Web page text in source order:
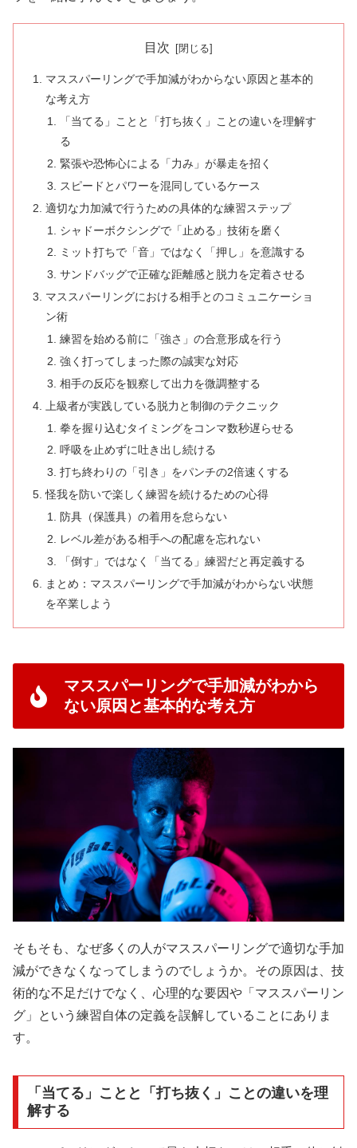
目次
マススパーリングで手加減がわからない原因と基本的
な考え方
「当てる」ことと「打ち抜く」ことの違いを理解す
る
緊張や恐怖心による「力み」が暴走を招く
スピードとパワーを混同しているケース
適切な力加減で行うための具体的な練習ステップ
シャドーボクシングで「止める」技術を磨く
ミット打ちで「音」ではなく「押し」を意識する
サンドバッグで正確な距離感と脱力を定着させる
マススパーリングにおける相手とのコミュニケーショ
ン術
練習を始める前に「強さ」の合意形成を行う
強く打ってしまった際の誠実な対応
相手の反応を観察して出力を微調整する
上級者が実践している脱力と制御のテクニック
拳を握り込むタイミングをコンマ数秒遅らせる
呼吸を止めずに吐き出し続ける
打ち終わりの「引き」をパンチの2倍速くする
怪我を防いで楽しく練習を続けるための心得
防具（保護具）の着用を怠らない
レベル差がある相手への配慮を忘れない
「倒す」ではなく「当てる」練習だと再定義する
まとめ：マススパーリングで手加減がわからない状態
を卒業しよう
マススパーリングで手加減がわから
ない原因と基本的な考え方
そもそも、なぜ多くの人がマススパーリングで適切な手加
減ができなくなってしまうのでしょうか。その原因は、技
術的な不足だけでなく、心理的な要因や「マススパーリン
グ」という練習自体の定義を誤解していることにありま
す。
「当てる」ことと「打ち抜く」ことの違いを理
解する